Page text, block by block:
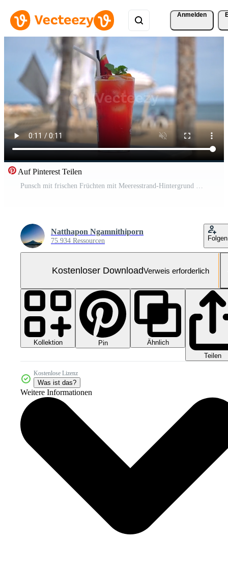
Anmelden
Auf Pinterest Teilen
Punsch mit frischen Früchten mit Meeresstrand-Hintergrund Kostenloses Video
Natthapon Ngamnithiporn
75.934 Ressourcen Folgen
Kostenloser DownloadVerweis erforderlich
Kollektion Pin
Ähnlich
Teilen
Kostenlose Lizenz
Was ist das?
Weitere Informationen